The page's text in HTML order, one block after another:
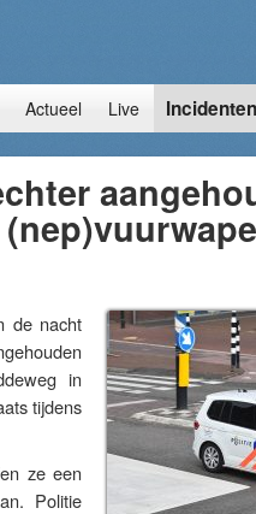
Actueel Live Incidenten
de nacht
in
tijdens
ze een
Politie